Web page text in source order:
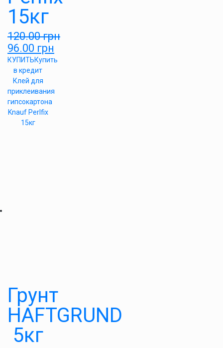
15кг
120.00грн
96.00 грн
КУПИТЬКупить
в кредит
Клей для
приклеивания
гипсокартона
Knauf Perlfix
15кг
Грунт
HAFTGRUND
5кг